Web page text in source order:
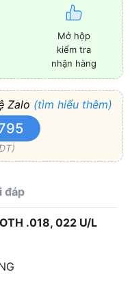
Mở hộp
kiểm tra
nhận hàng
Zalo (tìm hiểu thêm)
đáp
.018, 022 U/L